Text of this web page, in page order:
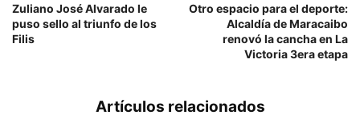
Zuliano José Alvarado le
puso sello al triunfo de los
Filis
Otro espacio para el deporte:
Alcaldía de Maracaibo
renovó la cancha en La
Victoria 3era etapa
Artículos relacionados